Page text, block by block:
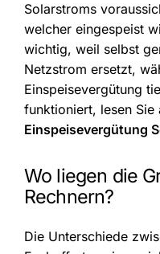
Solarstroms
welcher eingespeist
wichtig, weil selbst
Netzstrom ersetzt,
Einspeisevergütung
funktioniert, lesen Sie
Einspeisevergütung
Wo liegen die
Rechnern?
Die Unterschiede